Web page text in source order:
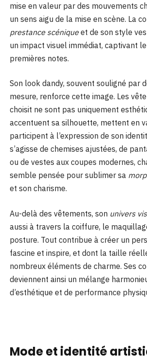
mise en valeur par des mouvements
un sens aigu de la mise en scène. La
prestance scéniqueet de son style
un impact visuel immédiat, captivant
premières notes.
Son look dandy, souvent souligné par
mesure, renforce cette image. Les
choisit ne sont pas uniquement
accentuent sa silhouette, mettent en
participent à l’expression de son
s’agisse de chemises ajustées, de
ou de vestes aux coupes modernes,
semble pensée pour sublimer sa
et son charisme.
Au-delà des vêtements, son univers
aussi à travers la coiffure, le
posture. Tout contribue à créer un
fascine et inspire, et dont la taille
nombreux éléments de charme. Ses
deviennent ainsi un mélange
d’esthétique et de performance
Mode et identité